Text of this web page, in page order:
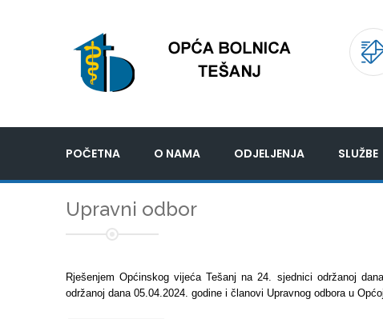
POČETNA O NAMA ODJELJENJA SLUŽBE
Upravni odbor
Rješenjem Općinskog vijeća Tešanj na 24. sjednici održanoj
održanoj dana 05.04.2024. godine i članovi Upravnog odbora u